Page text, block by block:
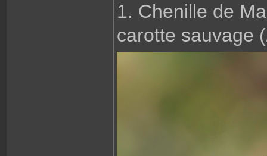
1. Chenille de
carotte sauvage (